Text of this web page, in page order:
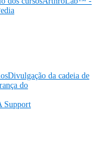
Divulgação da cadeia de
do
Support